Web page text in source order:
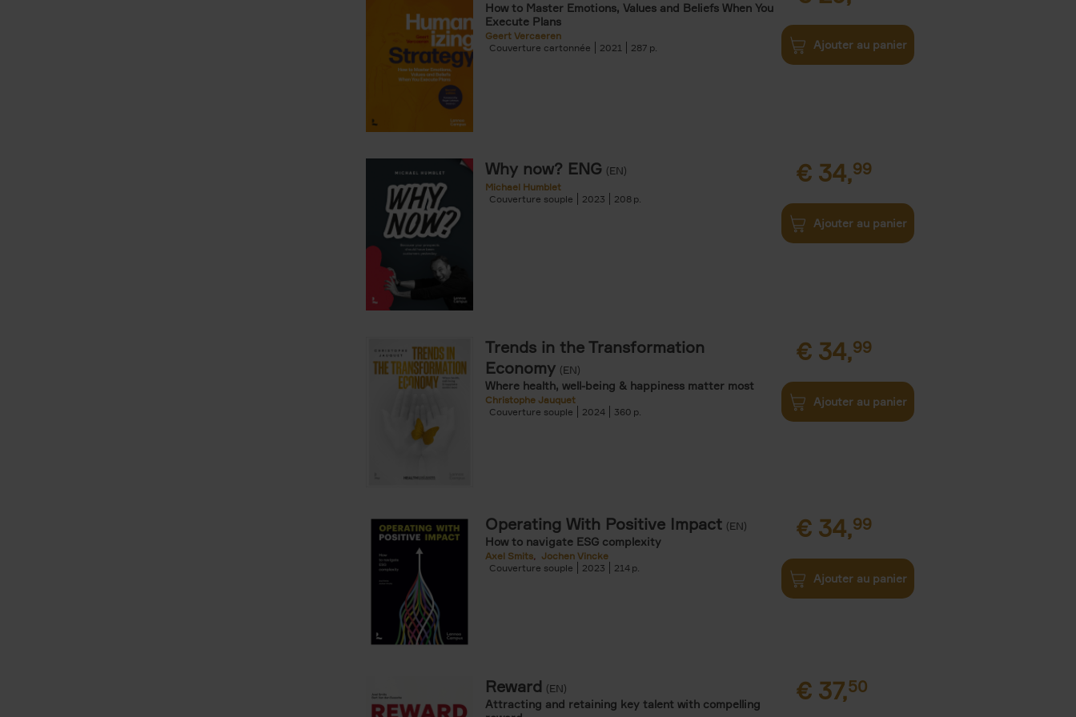
How to Master Emotions, Values and Beliefs When You
Execute Plans
Geert Vercaeren
Couverture cartonnée
2021 287 Ajouter au panier
Why now? ENG (EN)
Michael Humblet
Couverture souple
2023 208
€ 34,99
Ajouter au panier
Trends in the Transformation
Economy (EN)
Where health, well-being & happiness matter most
Christophe Jauquet
Couverture souple
2024 360
€ 34,99
Ajouter au panier
Operating With Positive Impact (EN)
How to navigate ESG complexity
Axel Smits
Jochen Vincke
Couverture souple
2023 214
€ 34,99
Ajouter au panier
Reward (EN)
Attracting and retaining key talent with compelling
€ 37,50